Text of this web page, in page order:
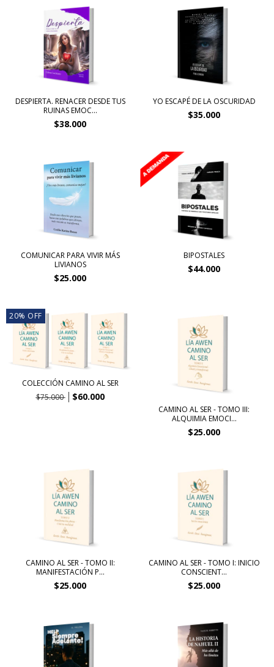
DESPIERTA. RENACER DESDE TUS
RUINAS EMOC...
$38.000
YO ESCAPÉ DE LA OSCURIDAD
$35.000
COMUNICAR PARA VIVIR MÁS
LIVIANOS
$25.000
BIPOSTALES
$44.000
20% OFF
COLECCIÓN CAMINO AL SER
$75.000
$60.000
CAMINO AL SER - TOMO III:
ALQUIMIA EMOCI...
$25.000
CAMINO AL SER - TOMO II:
MANIFESTACIÓN P...
$25.000
CAMINO AL SER - TOMO I: INICIO
CONSCIENT...
$25.000